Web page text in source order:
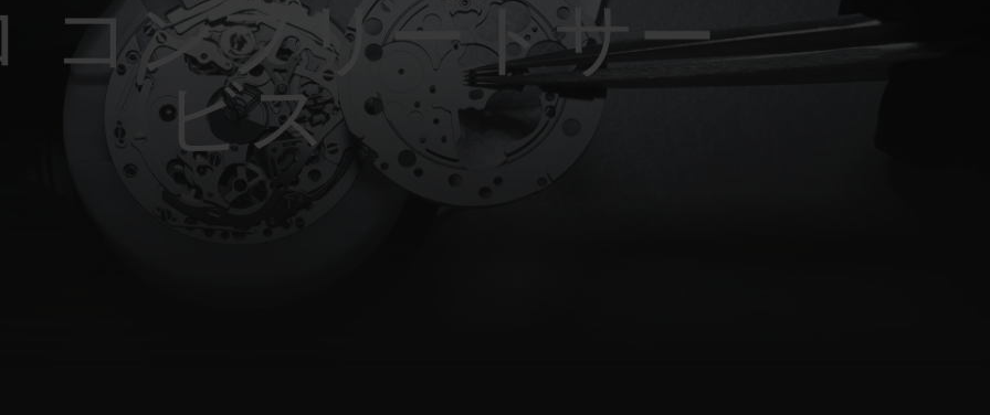
コンプリートサー
ビス
ビッグ・バン
ピーチセラミック
スピリット オブ ビッグ・バン
エッセンシャル トープ
オンライン限定
ビッグ・バン
リローデッド オールブラッ